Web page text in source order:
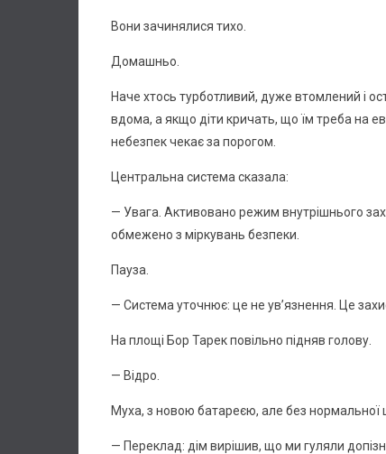
Вони зачинялися тихо.
Домашньо.
Наче хтось турботливий, дуже втомлений і
вдома, а якщо діти кричать, що їм треба на
небезпек чекає за порогом.
Центральна система сказала:
— Увага. Активовано режим внутрішнього
обмежено з міркувань безпеки.
Пауза.
— Система уточнює: це не ув’язнення. Це
На площі Бор Тарек повільно підняв голову.
— Відро.
Муха, з новою батареєю, але без нормальної
— Переклад: дім вирішив, що ми гуляли